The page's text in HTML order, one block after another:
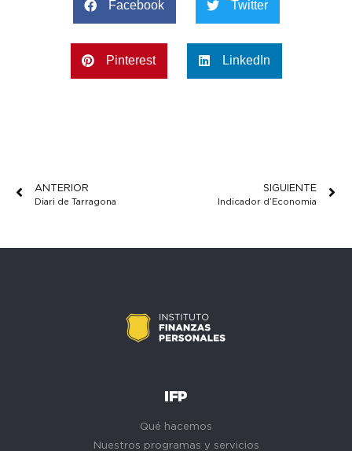
Facebook Twitter
Pinterest LinkedIn
ANTERIOR
Diari de Tarragona
SIGUIENTE
Indicador d’Economia
IFP
Qué hacemos
Nuestros programas y servicios